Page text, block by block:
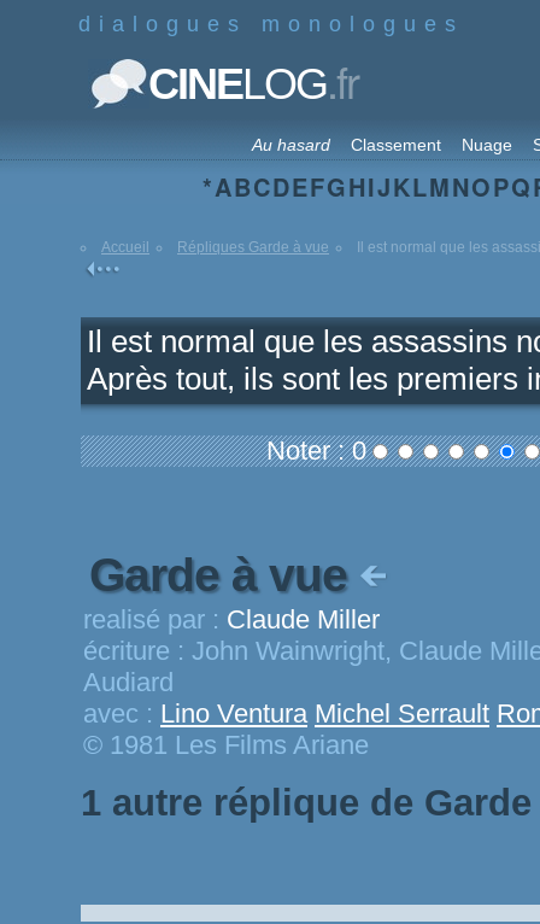
dialogues monologues
CINELOG.fr
Au hasard Classement Nuage
*ABCDEFGHIJKLMNOPQ
Accueil Répliques Garde à vue Il est normal que les
Il est normal que les assassins
Après tout, ils sont les premiers
Noter : 0
Garde à vue
realisé par : Claude Miller
écriture : John Wainwright, Claude
Audiard
avec : Lino Ventura Michel Serrault
© 1981 Les Films Ariane
1 autre réplique de